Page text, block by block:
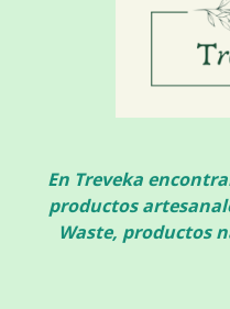
En Treveka
productos
Waste, productos